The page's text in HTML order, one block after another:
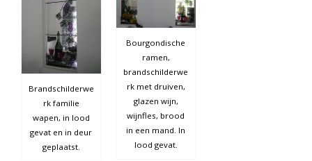
Brandschilderwe
rk familie
wapen, in lood
gevat en in deur
geplaatst.
Bourgondische
ramen,
brandschilderwe
rk met druiven,
glazen wijn,
wijnfles, brood
in een mand. In
lood gevat.